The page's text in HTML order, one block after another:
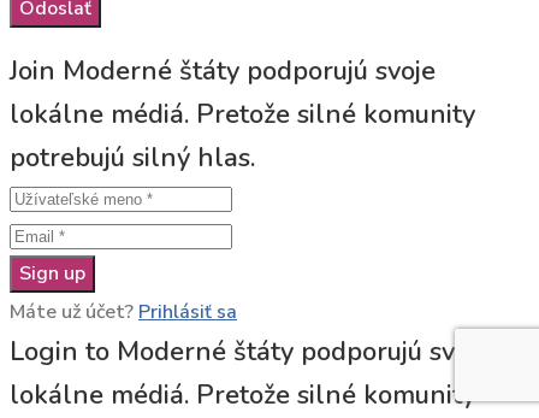
Join Moderné štáty podporujú svoje
lokálne médiá. Pretože silné komunity
potrebujú silný hlas.
Sign up
Máte už účet? Prihlásiť sa
Login to Moderné štáty podporujú svoje
lokálne médiá. Pretože silné komunity